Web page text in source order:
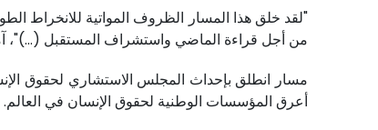
"لقد خلق هذا المسار الظروف المواتية للانخراط
من أجل قراءة الماضي واستشراف المستقبل (...)"،
أعرق المؤسسات الوطنية لحقوق الإنسان في العالم.